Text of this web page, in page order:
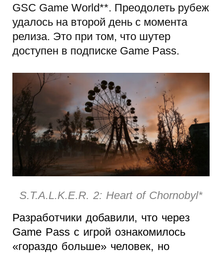
GSC Game World**. Преодолеть рубеж
удалось на второй день с момента
релиза. Это при том, что шутер
доступен в подписке Game Pass.
S.T.A.L.K.E.R. 2: Heart of Chornobyl*
Разработчики добавили, что через
Game Pass с игрой ознакомилось
«гораздо больше» человек, но